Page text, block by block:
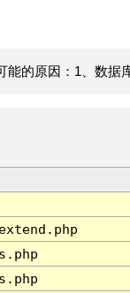
的原因：1、数据